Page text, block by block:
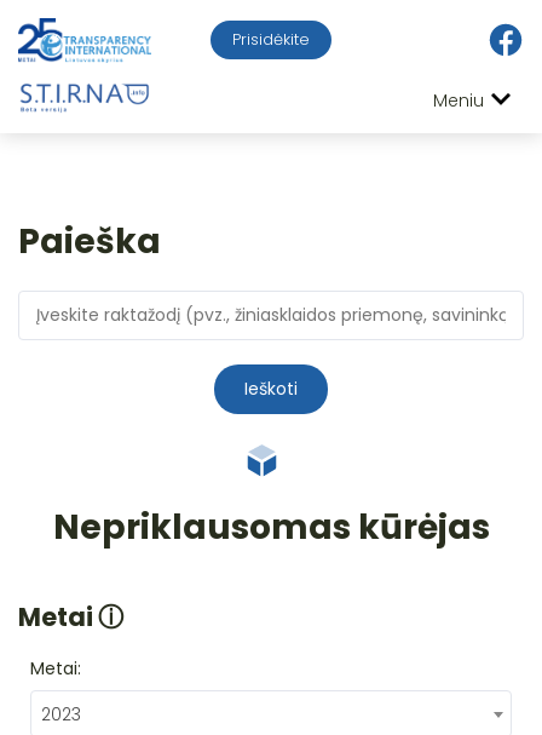
Prisidėkite
Meniu
Paieška
Ieškoti
Nepriklausomas kūrėjas
Metaiⓘ
Metai:
2023